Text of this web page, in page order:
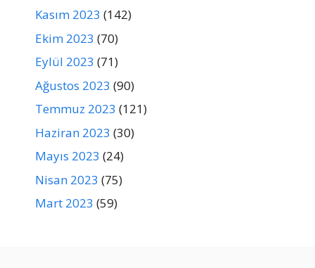
Kasım 2023 (142)
Ekim 2023 (70)
Eylül 2023 (71)
Ağustos 2023 (90)
Temmuz 2023 (121)
Haziran 2023 (30)
Mayıs 2023 (24)
Nisan 2023 (75)
Mart 2023 (59)